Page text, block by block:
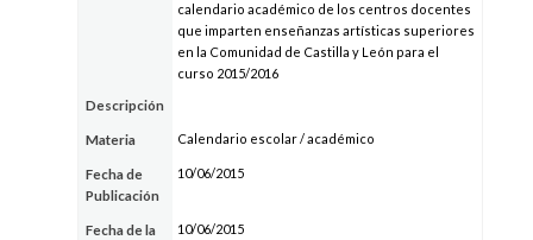
calendario académico de los centros docentes
que imparten enseñanzas artísticas superiores
en la Comunidad de Castilla y León para el
curso 2015/2016
Descripción
Materia Calendario escolar / académico
Fecha de
Publicación
10/06/2015
Fecha de la
10/06/2015